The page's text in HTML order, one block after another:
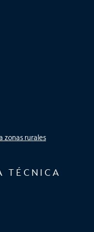
zonas rurales
TÉCNICA